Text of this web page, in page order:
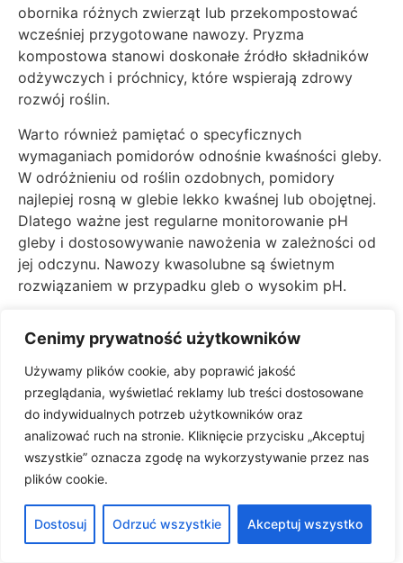
Cenimy prywatność użytkowników
Używamy plików cookie, aby poprawić jakość
przeglądania, wyświetlać reklamy lub treści dostosowane
do indywidualnych potrzeb użytkowników oraz
analizować ruch na stronie. Kliknięcie przycisku „Akceptuj
wszystkie” oznacza zgodę na wykorzystywanie przez nas
plików cookie.
Dostosuj Odrzuć wszystkie Akceptuj wszystko
obornika różnych zwierząt lub przekompostować
wcześniej przygotowane nawozy. Pryzma
kompostowa stanowi doskonałe źródło składników
odżywczych i próchnicy, które wspierają zdrowy
rozwój roślin.
Warto również pamiętać o specyficznych
wymaganiach pomidorów odnośnie kwaśności gleby.
W odróżnieniu od roślin ozdobnych, pomidory
najlepiej rosną w glebie lekko kwaśnej lub obojętnej.
Dlatego ważne jest regularne monitorowanie pH
gleby i dostosowywanie nawożenia w zależności od
jej odczynu. Nawozy kwasolubne są świetnym
rozwiązaniem w przypadku gleb o wysokim pH.
powyższymi wytycznymi przyczynia się do smaku
owoców, ponieważ dostarczają one wszystkich
niezbędnych składników odżywczych, które są
niezbędne do rozwoju zdrowych i smacznych
plonów.
Dzięki odpowiednio dobranym i stosowanym
nawozom, możemy cieszyć się obfitymi zbiorami
zdrowych pomidorów, które będą dumą każdego
ogrodnika oraz radością wszystkich domowników.